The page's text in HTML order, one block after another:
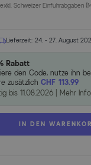
Schweizer Einfuhrabgaben
Lieferzeit: 24. - 27. August
Rabatt
den Code, nutze ihn
zusätzlich CHF 113.99
bis 11.08.2026 Mehr
IN DEN